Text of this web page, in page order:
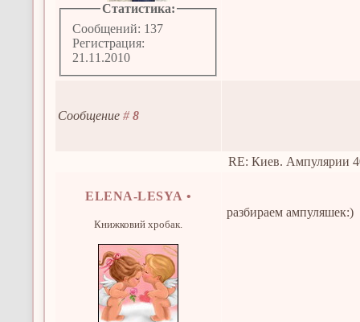
Статистика:
Сообщений: 137
Регистрация:
21.11.2010
Сообщение#8
RE: Киев. Ампулярии
ELENA-LESYA •
Книжковий хробак.
разбираем ампуляшек:)